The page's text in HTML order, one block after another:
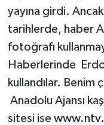
yayına girdi.
tarihlerde, haber
fotoğrafı
Haberlerinde
kullandılar.
Anadolu Ajansı
sitesi ise